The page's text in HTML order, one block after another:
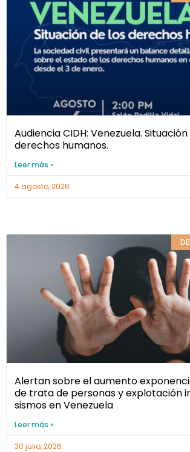
Audiencia CIDH: Venezuela.
derechos humanos.
Leer más »
4 agosto, 2026
Alertan sobre el aumento
de trata de personas y explotación
sismos en Venezuela
Leer más »
30 julio, 2026